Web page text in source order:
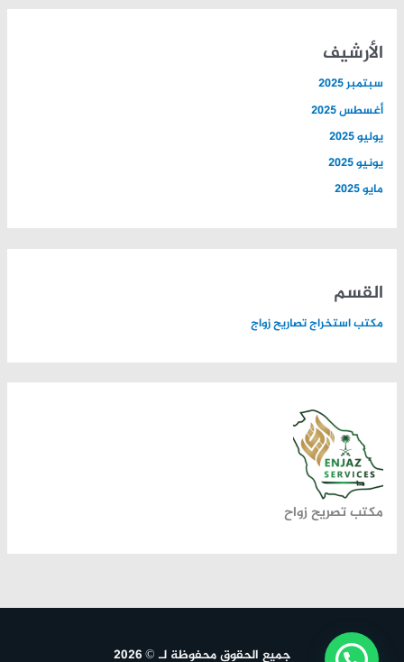
الأرشيف
سبتمبر 2025
أغسطس 2025
يوليو 2025
يونيو 2025
مايو 2025
القسم
مكتب استخراج تصاريح زواج
مكتب تصريح زواح
جميع الحقوق محفوظة لـ © 2026